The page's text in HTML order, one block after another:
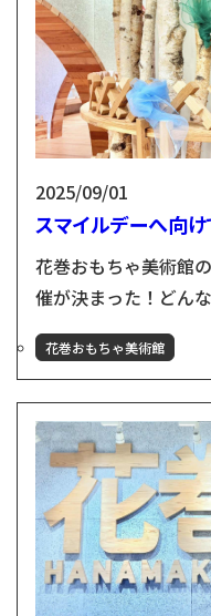
ちゃ美術館のおふた
した...
2025/09/01
スマイルデーへ向
花巻おもちゃ美術館
催が決まった！どん
タッフがチラシをつ
ジで完成！ 工藤さん
をしていただきまし
は、東京のスマイル
スマイルデーに参加
強い～！ こどもた...
花巻おもちゃ美術館